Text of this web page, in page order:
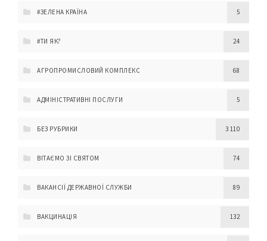
#ЗЕЛЕНА КРАЇНА 5
#ТИ ЯК? 24
АГРОПРОМИСЛОВИЙ КОМПЛЕКС 68
АДМІНІСТРАТИВНІ ПОСЛУГИ 5
БЕЗ РУБРИКИ 3 110
ВІТАЄМО ЗІ СВЯТОМ 74
ВАКАНСІЇ ДЕРЖАВНОЇ СЛУЖБИ 89
ВАКЦИНАЦІЯ 132